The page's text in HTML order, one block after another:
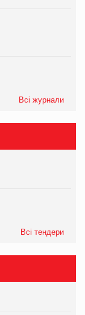
Всі журнали
Всі тендери